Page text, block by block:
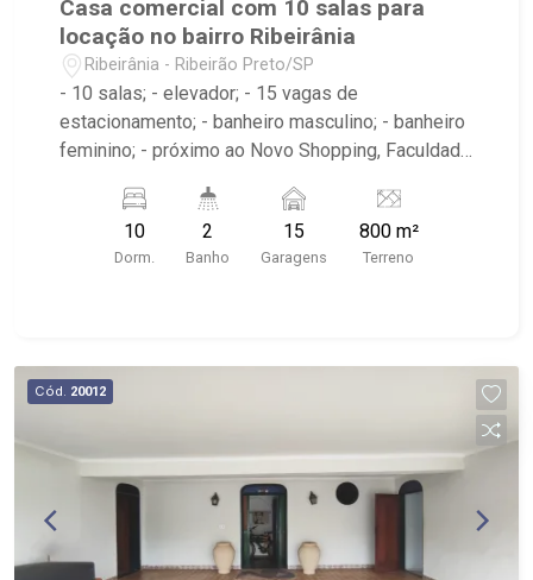
Casa comercial com 10 salas para
locação no bairro Ribeirânia
Ribeirânia - Ribeirão Preto/SP
- 10 salas; - elevador; - 15 vagas de
estacionamento; - banheiro masculino; - banheiro
feminino; - próximo ao Novo Shopping, Faculdade
10
Dorm.
2
Banho
15
Garagens
800 m²
Terreno
Cód. 20012